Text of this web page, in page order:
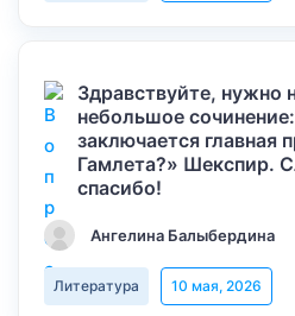
Здравствуйте, нужно
небольшое
заключается главная
Гамлета?» Шекспир.
спасибо!
Ангелина Балыбердина
Литература 10 мая, 2026